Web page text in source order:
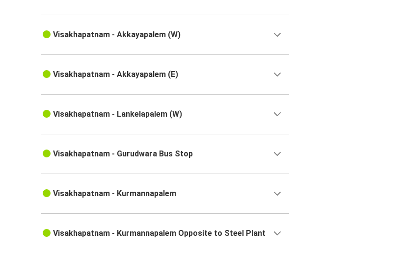
Visakhapatnam - Akkayapalem (W)
Visakhapatnam - Akkayapalem (E)
Visakhapatnam - Lankelapalem (W)
Visakhapatnam - Gurudwara Bus Stop
Visakhapatnam - Kurmannapalem
Visakhapatnam - Kurmannapalem Opposite to Steel Plant